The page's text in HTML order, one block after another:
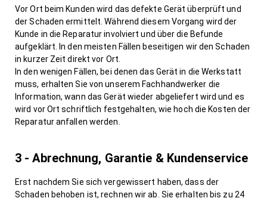
Vor Ort beim Kunden wird das defekte Gerät überprüft und
der Schaden ermittelt. Während diesem Vorgang wird der
Kunde in die Reparatur involviert und über die Befunde
aufgeklärt. In den meisten Fällen beseitigen wir den Schaden
in kurzer Zeit direkt vor Ort.
In den wenigen Fällen, bei denen das Gerät in die Werkstatt
muss, erhalten Sie von unserem Fachhandwerker die
Information, wann das Gerät wieder abgeliefert wird und es
wird vor Ort schriftlich festgehalten, wie hoch die Kosten der
Reparatur anfallen werden.
3 - Abrechnung, Garantie & Kundenservice
Erst nachdem Sie sich vergewissert haben, dass der
Schaden behoben ist, rechnen wir ab. Sie erhalten bis zu 24